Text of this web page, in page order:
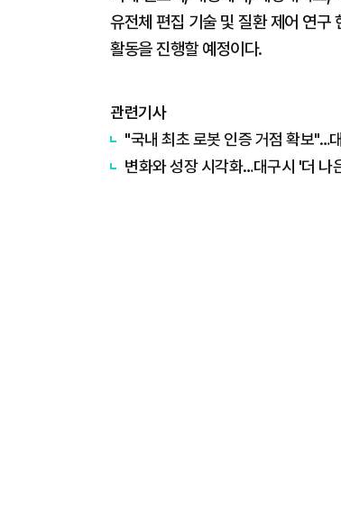
유전체 편집 기술 및 질환 제어 연구
활동을 진행할 예정이다.
관련기사
"국내 최초 로봇 인증 거점 확보"…
변화와 성장 시각화…대구시 '더 나